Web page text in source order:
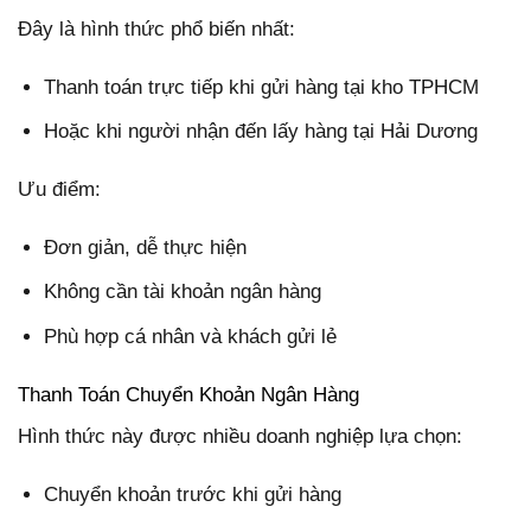
Đây là hình thức phổ biến nhất:
Thanh toán trực tiếp khi gửi hàng tại kho TPHCM
Hoặc khi người nhận đến lấy hàng tại Hải Dương
Ưu điểm:
Đơn giản, dễ thực hiện
Không cần tài khoản ngân hàng
Phù hợp cá nhân và khách gửi lẻ
Thanh Toán Chuyển Khoản Ngân Hàng
Hình thức này được nhiều doanh nghiệp lựa chọn:
Chuyển khoản trước khi gửi hàng